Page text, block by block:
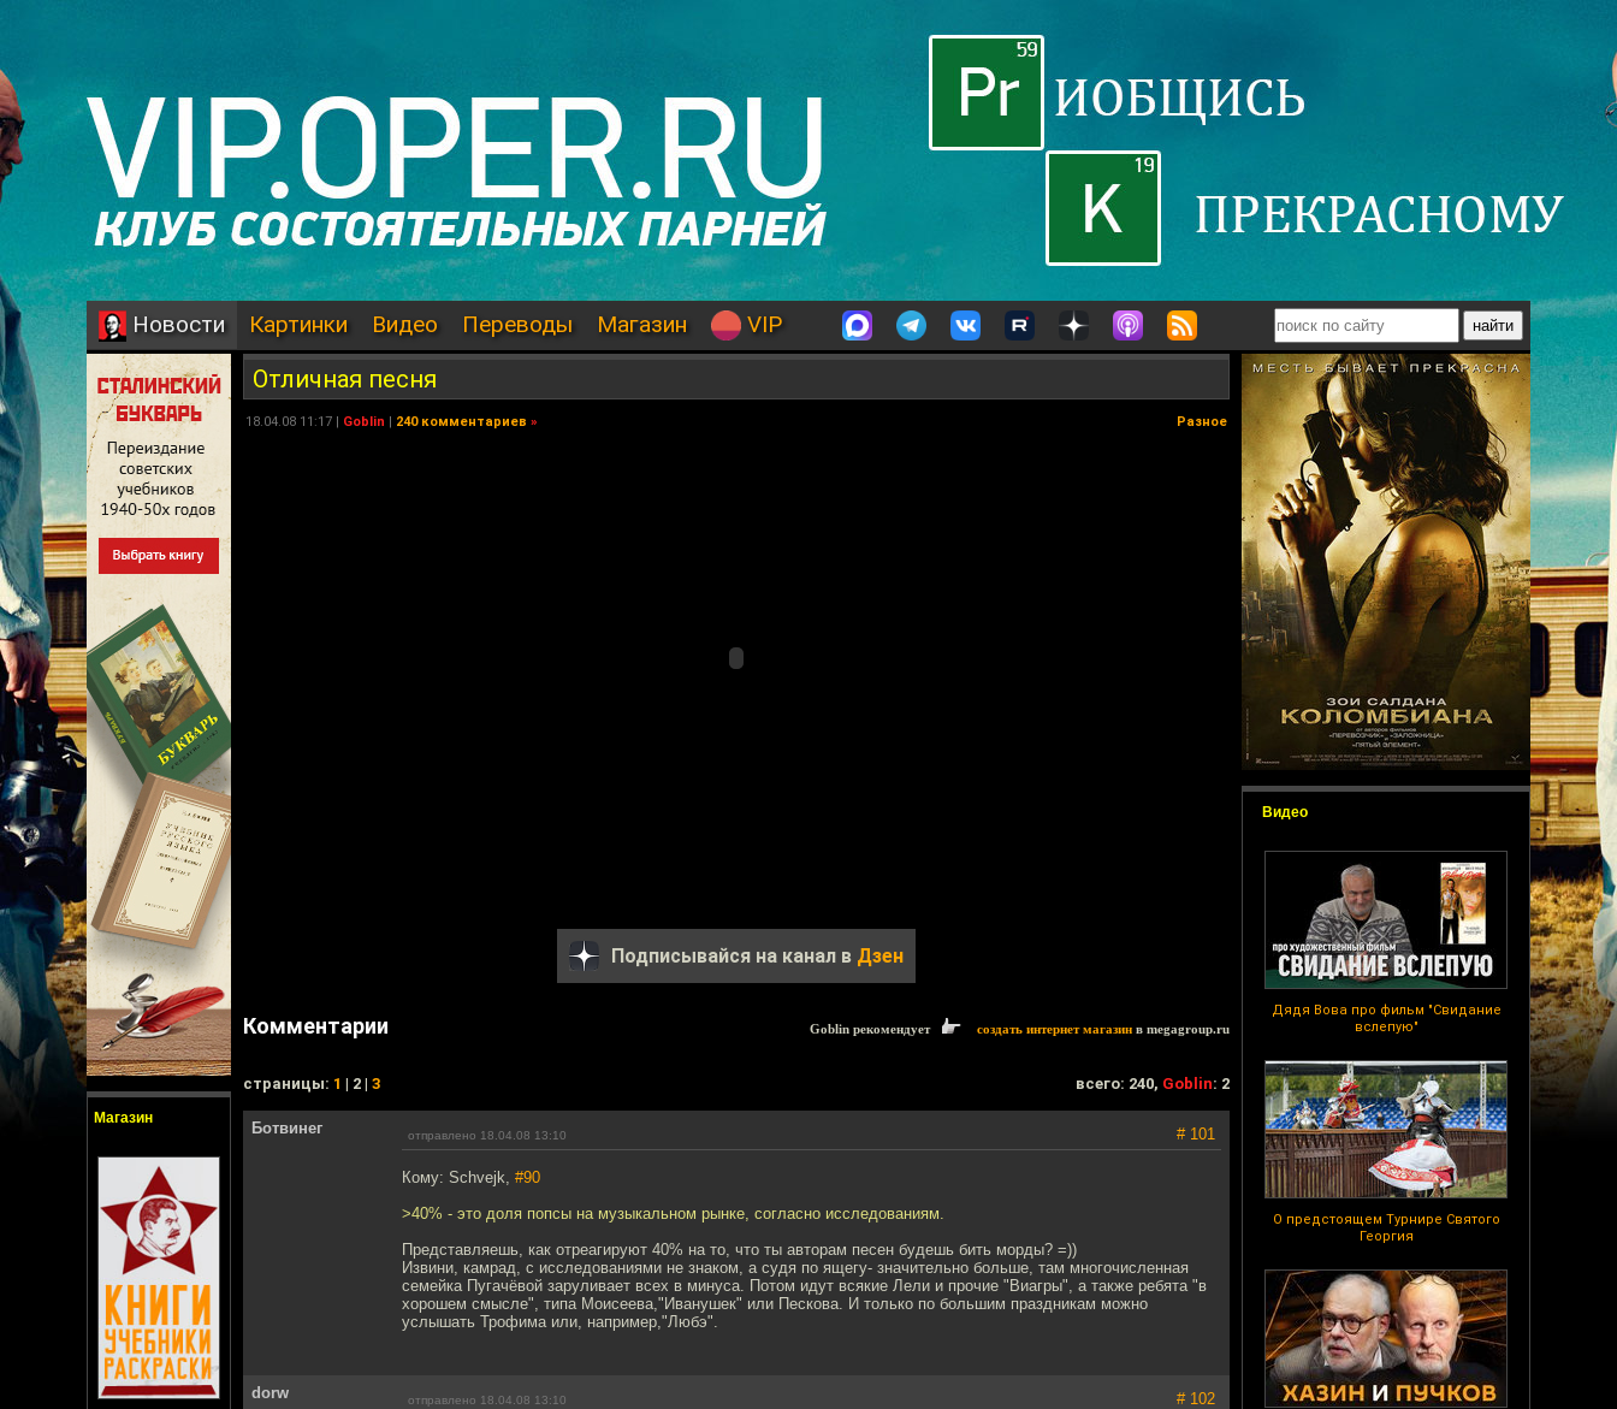
Новости Картинки Видео Переводы Магазин VIP
Магазин
Видео
Дядя Вова про фильм "Свидание
вслепую"
О предстоящем Турнире Святого
Георгия
Отличная песня
18.04.08 11:17 | Goblin | 240 комментариев » Разное
Подписывайся на канал в Дзен
Комментарии Goblin рекомендует создать интернет магазин в megagroup.ru
cтраницы: 1 | 2 | 3 всего: 240, Goblin: 2
Ботвинег отправлено 18.04.08 13:10 # 101
Кому: Schvejk, #90
>40% - это доля попсы на музыкальном рынке, согласно исследованиям.
Представляешь, как отреагируют 40% на то, что ты авторам песен будешь бить морды? =))
Извини, камрад, с исследованиями не знаком, а судя по ящегу- значительно больше, там многочисленная
семейка Пугачёвой заруливает всех в минуса. Потом идут всякие Лели и прочие "Виагры", а также ребята "в
хорошем смысле", типа Моисеева,"Иванушек" или Пескова. И только по большим праздникам можно
услышать Трофима или, например,"Любэ".
dorw отправлено 18.04.08 13:10 # 102